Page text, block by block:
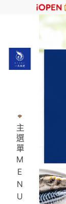
主選單MENU